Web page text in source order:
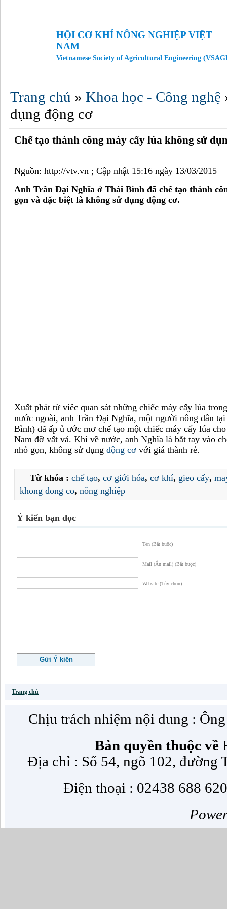
HỘI CƠ KHÍ NÔNG NGHIỆP VIỆT
NAM
Vietnamese Society of Agricultural Engineering
Trang chủ » Khoa học - Công nghệ
dụng động cơ
Chế tạo thành công máy cấy lúa không sử
Nguồn: http://vtv.vn ; Cập nhật 15:16 ngày 13/03/2015
Anh Trần Đại Nghĩa ở Thái Bình đã chế tạo thành
gọn và đặc biệt là không sử dụng động cơ.
Xuất phát từ viêc quan sát những chiếc máy cấy lúa
nước ngoài, anh Trần Đại Nghĩa, một người nông dân
Bình) đã ấp ủ ước mơ chế tạo một chiếc máy cấy lúa
Nam đỡ vất vả. Khi về nước, anh Nghĩa là bắt tay vào
nhỏ gọn, không sử dụng động cơ với giá thành rẻ.
Từ khóa : chế tạo, cơ giới hóa, cơ khí, gieo cấy,
khong dong co, nông nghiệp
Ý kiến bạn đọc
Tên (Bắt buộc)
Mail (Ẩn mail) (Bắt buộc)
Website (Tùy chọn)
Trang chủ
Chịu trách nhiệm nội dung :
Bản quyền thuộc về
Địa chỉ : Số 54, ngõ 102, đường
Điện thoại : 02438 688